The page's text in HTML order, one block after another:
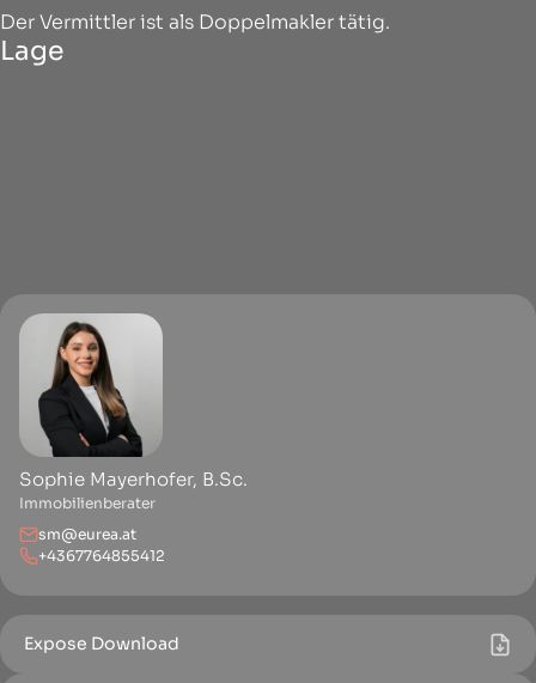
Sophie Mayerhofer, B.Sc.
Immobilienberater
sm@eurea.at
+4367764855412
Der Vermittler ist als Doppelmakler tätig.
Lage
Expose Download